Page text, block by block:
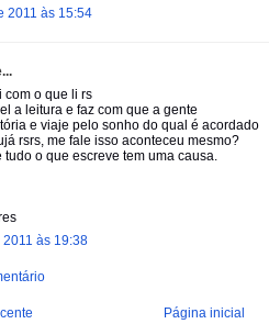
2011 às 15:54
com o que li rs
a leitura e faz com que a gente
e viaje pelo sonho do qual é acordado
rsrs, me fale isso aconteceu mesmo?
tudo o que escreve tem uma causa.
às 19:38
Página inicial